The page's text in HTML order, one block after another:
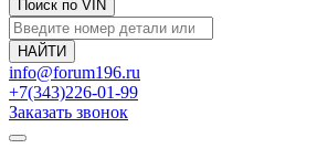
Поиск по VIN
info@forum196.ru
+7(343)226-01-99
Заказать звонок